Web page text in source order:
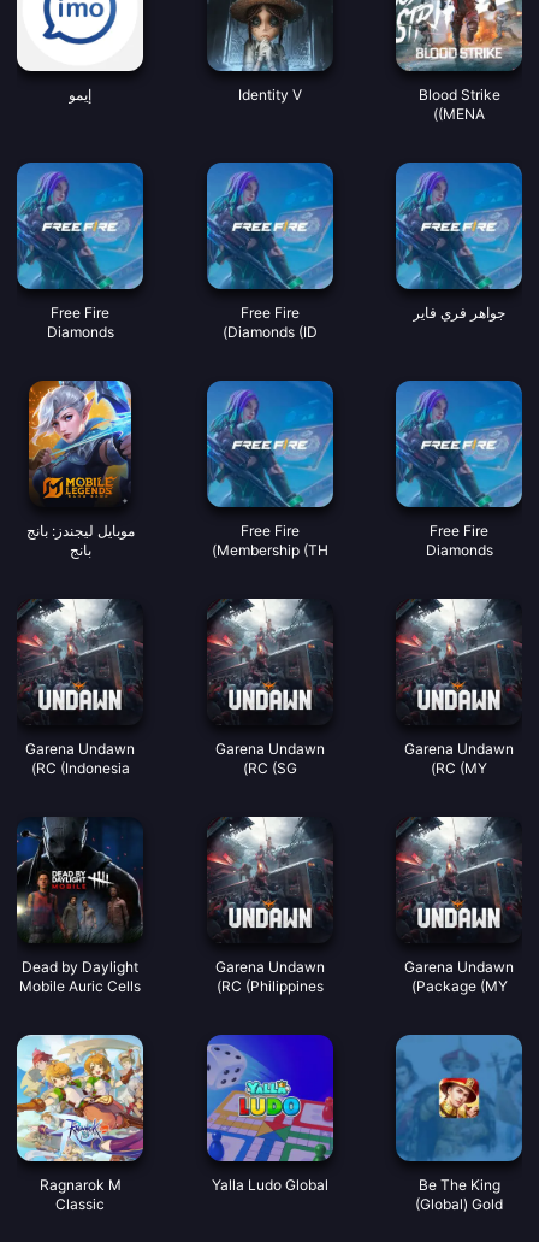
Blood Strike
(MENA)
Identity V إيمو
جواهر فري فاير
Free Fire
Diamonds (ID)
Free Fire
Diamonds
Free Fire
Diamonds
Free Fire
Membership (TH)
موبايل ليجندز: بانج
بانج
Garena Undawn
RC (MY)
Garena Undawn
RC (SG)
Garena Undawn
RC (Indonesia)
Garena Undawn
Package (MY)
Garena Undawn
RC (Philippines)
Dead by Daylight
Mobile Auric Cells
Be The King
(Global) Gold
Yalla Ludo Global
Ragnarok M
Classic